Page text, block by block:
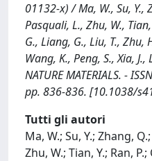
01132-x) / Ma, W., Su, Y.,
Pasquali, L., Zhu, W.,
G., Liang, G., Liu, T., Zhu,
Wang, K., Peng, S., Xia,
NATURE MATERIALS. -
pp. 836-836. [10.1038/
Tutti gli autori
Ma, W.; Su, Y.; Zhang,
Zhu, W.; Tian, Y.; Ran,